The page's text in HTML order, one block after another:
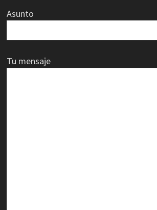
Asunto
Tu mensaje